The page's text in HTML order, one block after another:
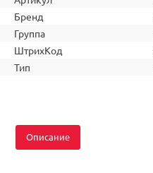
Бренд
Группа
ШтрихКод
Тип
Описание